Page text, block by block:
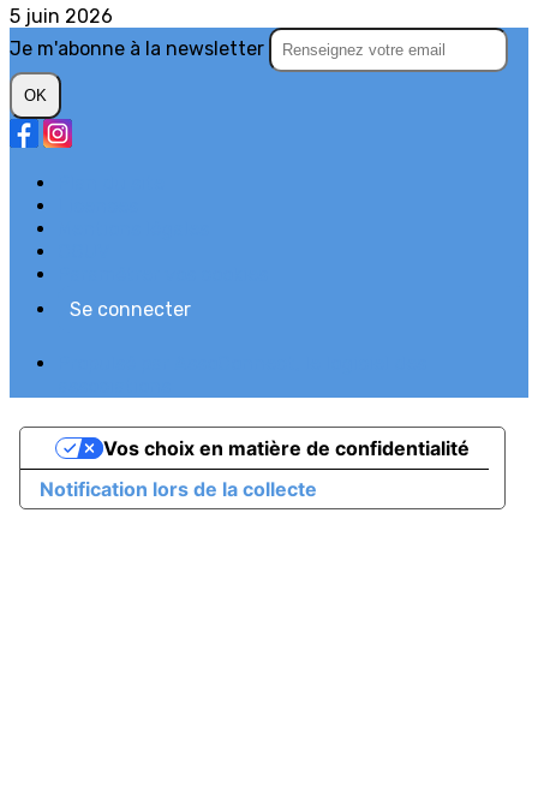
5 juin 2026
Je m'abonne à la newsletter
OK
Se connecter
Notification lors de la collecte
Vos choix en matière de confidentialité